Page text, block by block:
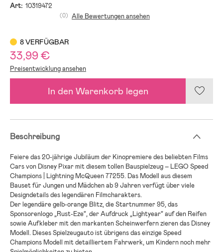
Art: 10319472
(0) Alle Bewertungen ansehen
8 VERFÜGBAR
33,99 €
Preisentwicklung ansehen
In den Warenkorb legen
Beschreibung
Feiere das 20-jährige Jubiläum der Kinopremiere des beliebten Films
Cars von Disney Pixar mit diesem tollen Bauspielzeug – LEGO Speed
Champions | Lightning McQueen 77255. Das Modell aus diesem
Bauset für Jungen und Mädchen ab 9 Jahren verfügt über viele
Designdetails des legendären Filmcharakters.
Der legendäre gelb-orange Blitz, die Startnummer 95, das
Sponsorenlogo „Rust-Eze“, der Aufdruck „Lightyear“ auf den Reifen
sowie Aufkleber mit den markanten Scheinwerfern zieren das Disney
Modell. Dieses Spielzeugauto ist übrigens das einzige Speed
Champions Modell mit detailliertem Fahrwerk, um Kindern noch mehr